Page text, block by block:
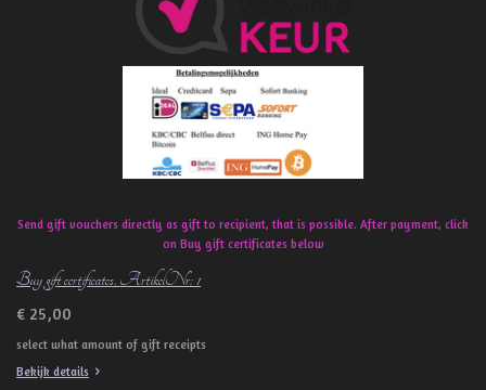
o
k
Send gift vouchers directly as gift to recipient, that is possible. After payment, click
on Buy gift certificates below
Buy gift certificates. ArtikelNr: 1
€ 25,00
select what amount of gift receipts
Bekijk details